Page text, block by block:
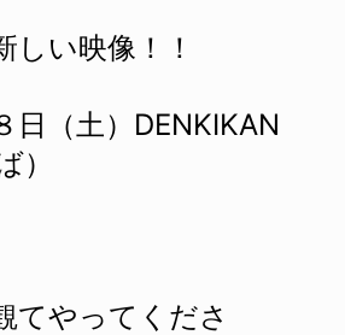
しい映像！！
日（土）DENKIKAN
）
てやってくださ